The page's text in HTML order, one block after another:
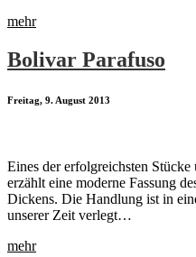
mehr
Bolivar Parafuso
Freitag, 9. August 2013
Eines der erfolgreichsten
erzählt eine moderne Fassung
Dickens. Die Handlung ist in
unserer Zeit verlegt…
mehr